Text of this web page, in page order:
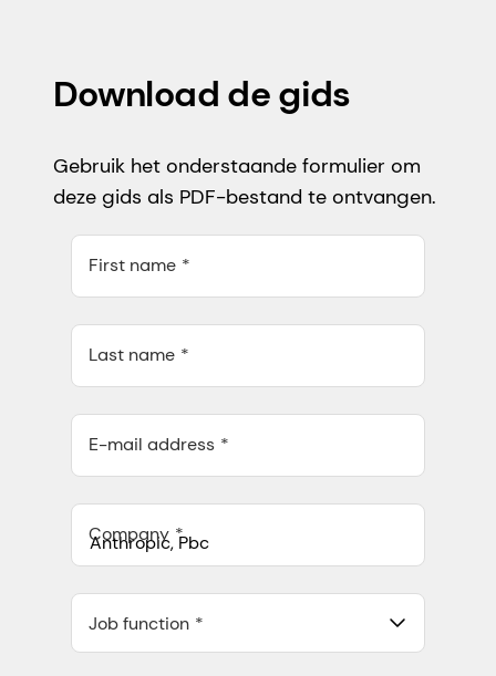
Download de gids
Gebruik het onderstaande formulier om
deze gids als PDF-bestand te ontvangen.
First name
Last name
E-mail address
Company
548 Market St Pmb 90375, San Francisco, California, US
Job function